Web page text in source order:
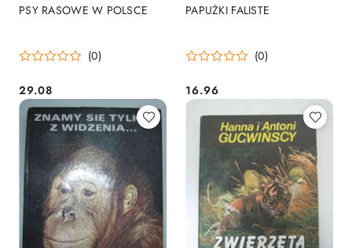
PSY RASOWE W POLSCE
(0)
Cena:
29.08
PAPUŻKI FALISTE
(0)
Cena:
16.96